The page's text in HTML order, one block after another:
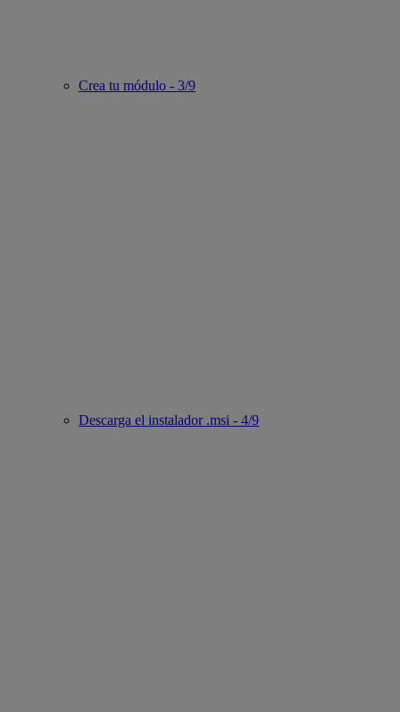
Crea tu módulo - 3/9
Descarga el instalador .msi - 4/9